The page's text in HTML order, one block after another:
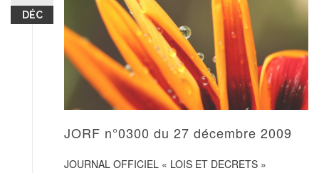
DÉC
JORF n°0300 du 27 décembre 2009
JOURNAL OFFICIEL « LOIS ET DECRETS »